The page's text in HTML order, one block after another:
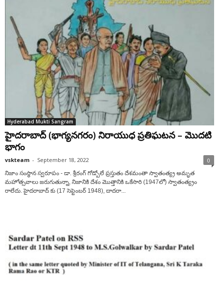
Hyderabad Mukti Sangram
హైద‌రాబాద్ (భాగ్య‌న‌గ‌రం) నిరాయుధ ప్ర‌తిఘ‌ట‌న – మొద‌టి
భాగం
vskteam - September 18, 2022 0
నిజాం సంస్థాన స్వరూపం - డా. శ్రీరంగ్ గోడ్బోలే ప్రస్తుతం దేశమంతా స్వాతంత్య్ర అమృత
మహోత్సవాలు జరుగుతున్నా, నిజానికి దేశం మొత్తానికి ఒకేసారి (1947లో) స్వాతంత్య్రం
రాలేదు. హైదరాబాద్ కు (17 సెప్టెంబర్ 1948), దాదరా...